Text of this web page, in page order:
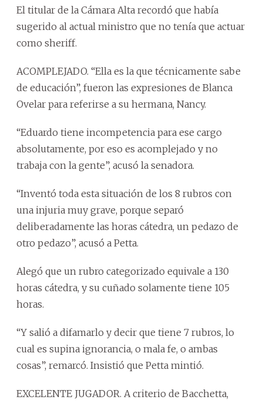
El titular de la Cámara Alta recordó que había
sugerido al actual ministro que no tenía que actuar
como sheriff.
ACOMPLEJADO. “Ella es la que técnicamente sabe
de educación”, fueron las expresiones de Blanca
Ovelar para referirse a su hermana, Nancy.
“Eduardo tiene incompetencia para ese cargo
absolutamente, por eso es acomplejado y no
trabaja con la gente”, acusó la senadora.
“Inventó toda esta situación de los 8 rubros con
una injuria muy grave, porque separó
deliberadamente las horas cátedra, un pedazo de
otro pedazo”, acusó a Petta.
Alegó que un rubro categorizado equivale a 130
horas cátedra, y su cuñado solamente tiene 105
horas.
“Y salió a difamarlo y decir que tiene 7 rubros, lo
cual es supina ignorancia, o mala fe, o ambas
cosas”, remarcó. Insistió que Petta mintió.
EXCELENTE JUGADOR. A criterio de Bacchetta,